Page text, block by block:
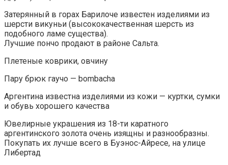
Затерянный в горах Барилоче известен изделиями из
шерсти викуньи (высококачественная шерсть из
подобного ламе существа).
Лучшие пончо продают в районе Сальта.
Плетеные коврики, овчину
Пару брюк гаучо — bombachа
Аргентина известна изделиями из кожи — куртки, сумки
и обувь хорошего качества
Ювелирные украшения из 18-ти каратного
аргентинского золота очень изящны и разнообразны.
Покупать их лучше всего в Буэнос-Айресе, на улице
Либертад